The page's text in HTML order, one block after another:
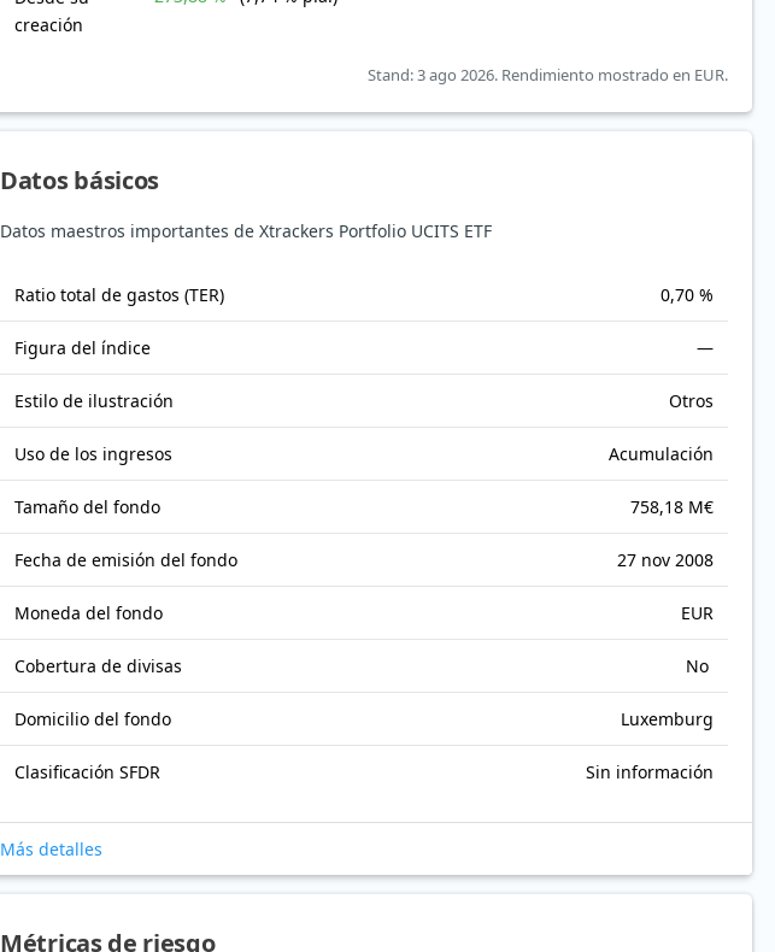
creación
Stand: 3 ago 2026. Rendimiento mostrado en EUR.
Datos básicos
Datos maestros importantes de Xtrackers Portfolio UCITS ETF
Ratio total de gastos (TER) 0,70 %
Figura del índice —
Estilo de ilustración Otros
Uso de los ingresos Acumulación
Tamaño del fondo 758,18 M€
Fecha de emisión del fondo 27 nov 2008
Moneda del fondo EUR
Cobertura de divisas No
Domicilio del fondo Luxemburg
Clasificación SFDR Sin información
Más detalles
Métricas de riesgo